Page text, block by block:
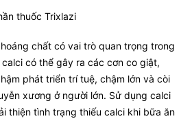
thuốc Trixlazi
chất có vai trò quan trọng trong
có thể gây ra các cơn co giật,
phát triển trí tuệ, chậm lớn và còi
xương ở người lớn. Sử dụng calci
thiện tình trạng thiếu calci khi bữa ăn